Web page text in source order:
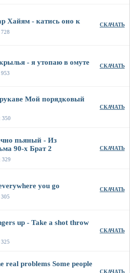
Хайям - катись оно к
728
СКАЧАТЬ
- я утопаю в омуте
953
СКАЧАТЬ
Мой порядковый
350
СКАЧАТЬ
пьяный - Из
90-х Брат 2
329
СКАЧАТЬ
you go
305
СКАЧАТЬ
up - Take a shot throw
325
СКАЧАТЬ
real problems Some people
СКАЧАТЬ